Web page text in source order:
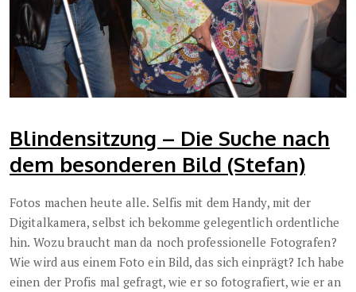
Blindensitzung – Die Suche nach
dem besonderen Bild (Stefan)
Fotos machen heute alle. Selfis mit dem Handy, mit der
Digitalkamera, selbst ich bekomme gelegentlich ordentliche
hin. Wozu braucht man da noch professionelle Fotografen?
Wie wird aus einem Foto ein Bild, das sich einprägt? Ich habe
einen der Profis mal gefragt, wie er so fotografiert, wie er an